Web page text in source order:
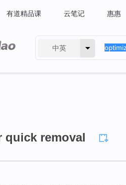
有道精品课 云笔记 惠惠
中英
quick removal